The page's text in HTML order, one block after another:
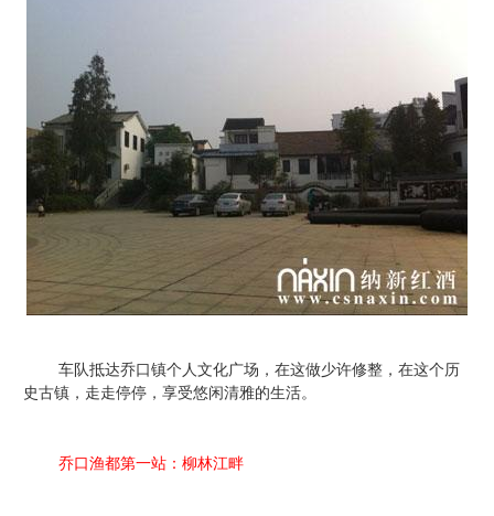
车队抵达乔口镇个人文化广场，在这做少许修整，在这个历
史古镇，走走停停，享受悠闲清雅的生活。
乔口渔都第一站：柳林江畔